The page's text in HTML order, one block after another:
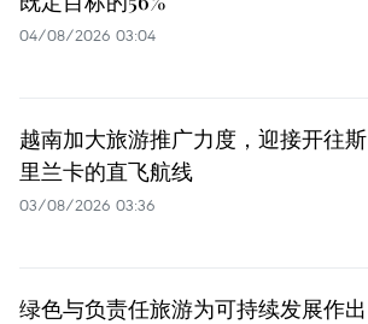
04/08/2026 03:04
越南加大旅游推广力度，迎接开往斯
里兰卡的直飞航线
03/08/2026 03:36
绿色与负责任旅游为可持续发展作出